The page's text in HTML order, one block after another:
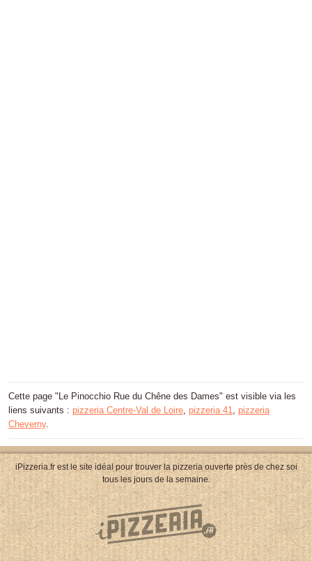
Cette page "Le Pinocchio Rue du Chêne des Dames" est visible via les
liens suivants : pizzeria Centre-Val de Loire pizzeria 41
pizzeria
Cheverny.
iPizzeria.fr est le site idéal pour trouver la pizzeria ouverte près de chez soi
tous les jours de la semaine.